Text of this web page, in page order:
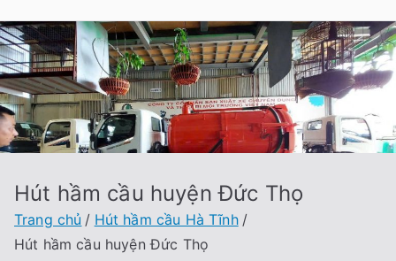
Hút hầm cầu huyện Đức Thọ
Trang chủ
Hút hầm cầu Hà Tĩnh
Hút hầm cầu huyện Đức Thọ